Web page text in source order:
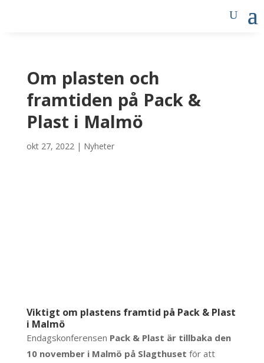
Om plasten och
framtiden på Pack &
Plast i Malmö
okt 27, 2022 | Nyheter
Viktigt om plastens framtid på Pack & Plast
i Malmö
Endagskonferensen Pack & Plast är tillbaka den
10 november i Malmö på Slagthuset för att